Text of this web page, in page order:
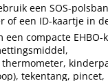
een SOS-
of een ID-kaartje in
een compacte
tekentang,